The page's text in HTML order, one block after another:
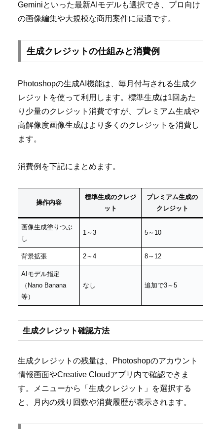
Geminiといった最新AIモデルも選択でき、プロ向け
の画像編集や大規模な商用案件に最適です。
生成クレジットの仕組みと消費例
Photoshopの生成AI機能は、毎月付与される生成ク
レジットを使って利用します。標準生成は1回あた
り少量のクレジット消費ですが、プレミアム生成や
高解像度画像生成はより多くのクレジットを消費し
ます。
消費例を下記にまとめます。
操作内容
標準生成のクレジ
ット
プレミアム生成の
クレジット
画像生成塗りつぶ
し
1～3 5～10
背景拡張 2～4 8～12
AIモデル指定
（Nano Banana
等）
なし 追加で3～5
生成クレジット確認方法
生成クレジットの残量は、Photoshopのアカウント
情報画面やCreative Cloudアプリ内で確認できま
す。メニューから「生成クレジット」を選択する
と、月内の残り回数や消費履歴が表示されます。